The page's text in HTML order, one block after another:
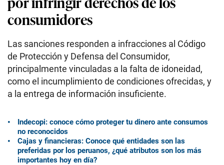
consumidores
Las sanciones responden a infracciones al Código
de Protección y Defensa del Consumidor,
principalmente vinculadas a la falta de idoneidad,
como el incumplimiento de condiciones ofrecidas, y
a la entrega de información insuficiente.
Indecopi: conoce cómo proteger tu dinero ante consumos
no reconocidos
Cajas y financieras: Conoce qué entidades son las
preferidas por los peruanos, ¿qué atributos son los más
importantes hoy en día?